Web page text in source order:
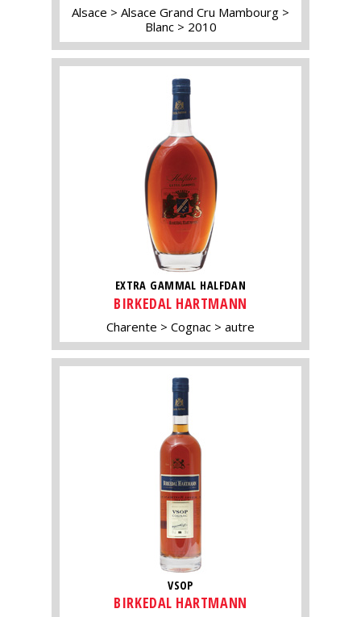
Alsace
Alsace Grand Cru Mambourg
Blanc
2010
EXTRA GAMMAL HALFDAN
BIRKEDAL HARTMANN
Charente Cognac autre
VSOP
BIRKEDAL HARTMANN